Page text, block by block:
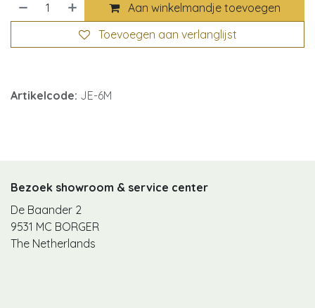
Aan winkelmandje toevoegen
Toevoegen aan verlanglijst
Artikelcode: JE-6M
Bezoek showroom & service center
De Baander 2
9531 MC BORGER
The Netherlands